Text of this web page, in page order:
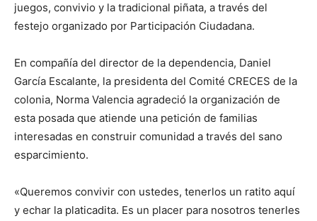
juegos, convivio y la tradicional piñata, a través del
festejo organizado por Participación Ciudadana.
En compañía del director de la dependencia, Daniel
García Escalante, la presidenta del Comité CRECES de la
colonia, Norma Valencia agradeció la organización de
esta posada que atiende una petición de familias
interesadas en construir comunidad a través del sano
esparcimiento.
«Queremos convivir con ustedes, tenerlos un ratito aquí
y echar la platicadita. Es un placer para nosotros tenerles